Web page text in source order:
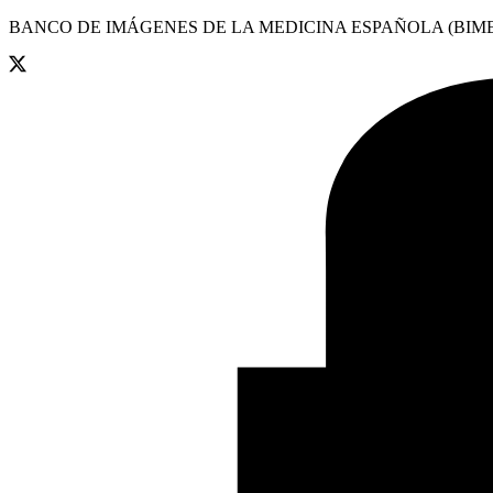
BANCO DE IMÁGENES DE LA MEDICINA ESPAÑOLA